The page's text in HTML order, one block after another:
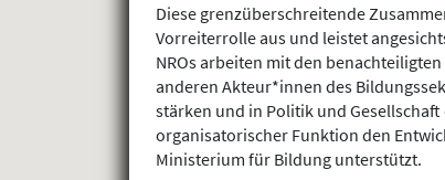
Diese grenzüberschreitende
Vorreiterrolle aus und leistet
NROs arbeiten mit den
anderen Akteur*innen des
stärken und in Politik und
organisatorischer Funktion den
Ministerium für Bildung unterstützt.